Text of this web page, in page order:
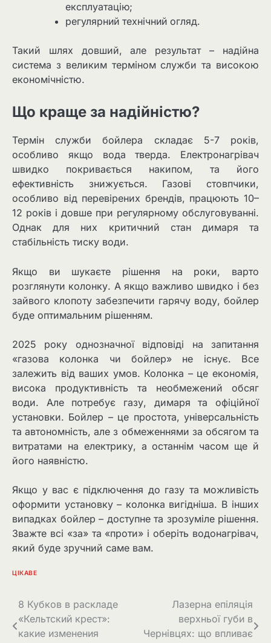
експлуатацію;
регулярний технічний огляд.
Такий шлях довший, але результат – надійна
система з великим терміном служби та високою
економічністю.
Що краще за надійністю?
Термін служби бойлера складає 5-7 років,
особливо якщо вода тверда. Електронагрівач
швидко покривається накипом, та його
ефективність знижується. Газові стовпчики,
особливо від перевірених брендів, працюють 10–
12 років і довше при регулярному обслуговуванні.
Однак для них критичний стан димаря та
стабільність тиску води.
Якщо ви шукаєте рішення на роки, варто
розглянути колонку. А якщо важливо швидко і без
зайвого клопоту забезпечити гарячу воду, бойлер
буде оптимальним рішенням.
2025 року однозначної відповіді на запитання
«газова колонка чи бойлер» не існує. Все
залежить від ваших умов. Колонка – це економія,
висока продуктивність та необмежений обсяг
води. Але потребує газу, димаря та офіційної
установки. Бойлер – це простота, універсальність
та автономність, але з обмеженнями за обсягом та
витратами на електрику, а останнім часом ще й
його наявністю.
Якщо у вас є підключення до газу та можливість
оформити установку – колонка вигідніша. В інших
випадках бойлер – доступне та зрозуміле рішення.
Зважте всі «за» та «проти» і оберіть водонагрівач,
який буде зручний саме вам.
ЦІКАВЕ
Навігація
записів
8 Кубков в раскладе
«Кельтский крест»:
какие изменения
Лазерна епіляція
верхньої губи в
Чернівцях: що впливає